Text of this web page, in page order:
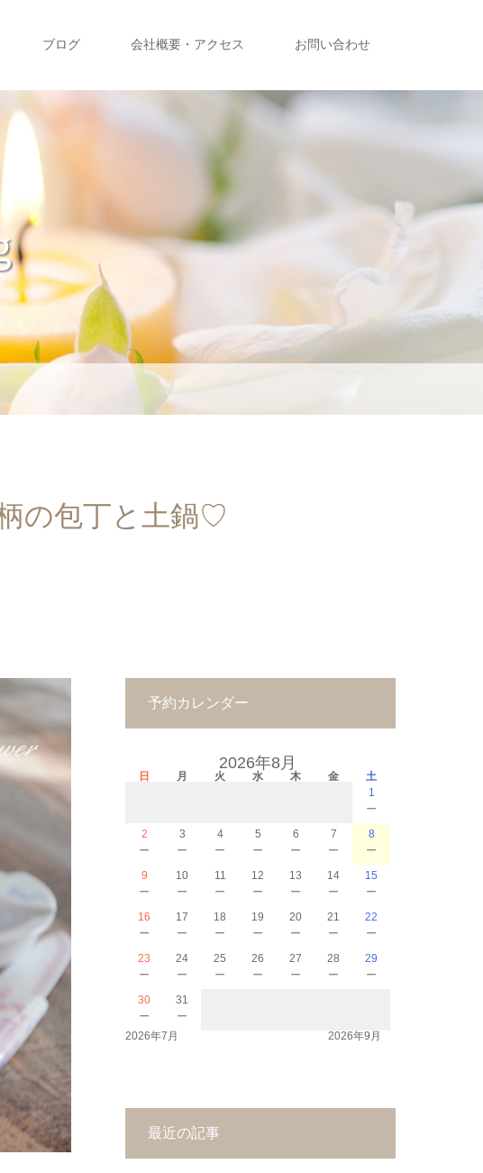
ブログ 会社概要・アクセス お問い合わせ
の包丁と土鍋♡
予約カレンダー
2026年8月
日 月 火 水 木 金
土
1
－
2
－
3
－
4
－
5
－
6
－
7
－
8
－
9
－
10
－
11
－
12
－
13
－
14
－
15
－
16
－
17
－
18
－
19
－
20
－
21
－
22
－
23
－
24
－
25
－
26
－
27
－
28
－
29
－
30
－
31
－
2026年7月 2026年9月
最近の記事